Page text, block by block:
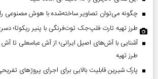
چگونه می‌توان تصاویر ساخته‌شده با هوش مصنوعی
طرز تهیه تارت فلپ‌جک توت‌فرنگی با پنیر ریکوتا؛
آشنایی با آش‌های اصیل ایرانی؛ از آش عباسعلی تا
طرز تهیه
پارک شیرین قابلیت‌ بالایی برای اجرای پروژهای